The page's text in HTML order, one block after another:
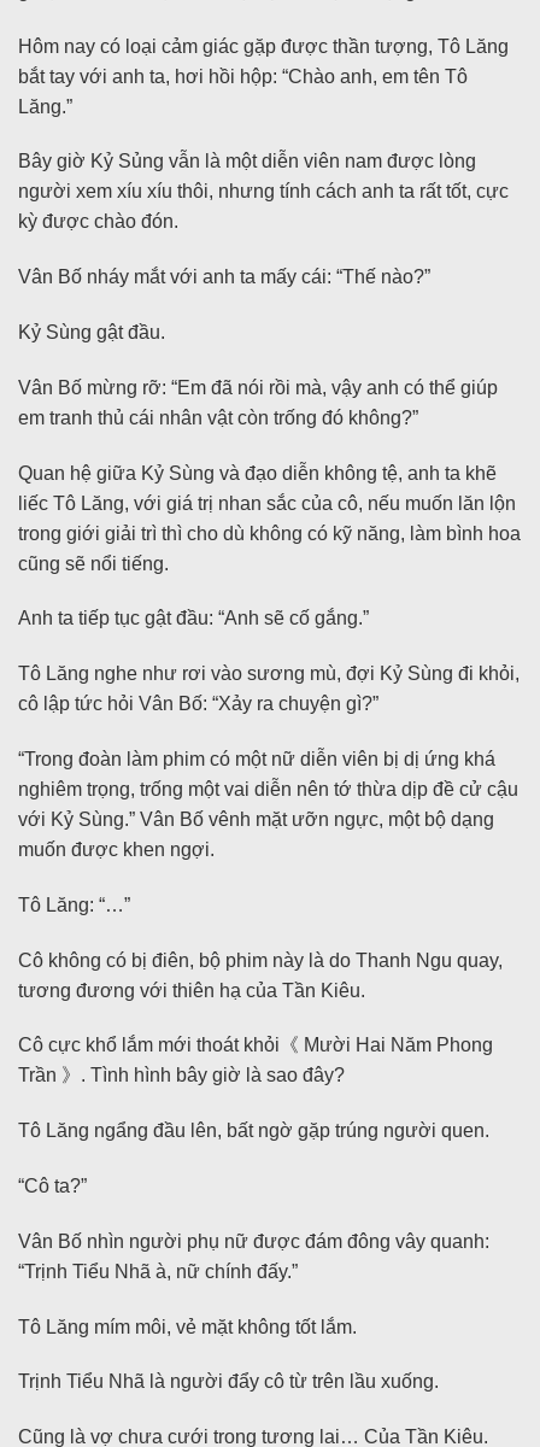
Hôm nay có loại cảm giác gặp được thần tượng, Tô Lăng
bắt tay với anh ta, hơi hồi hộp: “Chào anh, em tên Tô
Lăng.”
Bây giờ Kỷ Sủng vẫn là một diễn viên nam được lòng
người xem xíu xíu thôi, nhưng tính cách anh ta rất tốt, cực
kỳ được chào đón.
Vân Bố nháy mắt với anh ta mấy cái: “Thế nào?”
Kỷ Sùng gật đầu.
Vân Bố mừng rỡ: “Em đã nói rồi mà, vậy anh có thể giúp
em tranh thủ cái nhân vật còn trống đó không?”
Quan hệ giữa Kỷ Sùng và đạo diễn không tệ, anh ta khẽ
liếc Tô Lăng, với giá trị nhan sắc của cô, nếu muốn lăn lộn
trong giới giải trì thì cho dù không có kỹ năng, làm bình hoa
cũng sẽ nổi tiếng.
Anh ta tiếp tục gật đầu: “Anh sẽ cố gắng.”
Tô Lăng nghe như rơi vào sương mù, đợi Kỷ Sùng đi khỏi,
cô lập tức hỏi Vân Bố: “Xảy ra chuyện gì?”
“Trong đoàn làm phim có một nữ diễn viên bị dị ứng khá
nghiêm trọng, trống một vai diễn nên tớ thừa dịp đề cử cậu
với Kỷ Sùng.” Vân Bố vênh mặt ưỡn ngực, một bộ dạng
muốn được khen ngợi.
Tô Lăng: “…”
Cô không có bị điên, bộ phim này là do Thanh Ngu quay,
tương đương với thiên hạ của Tần Kiêu.
Cô cực khổ lắm mới thoát khỏi《 Mười Hai Năm Phong
Trần 》. Tình hình bây giờ là sao đây?
Tô Lăng ngẩng đầu lên, bất ngờ gặp trúng người quen.
“Cô ta?”
Vân Bố nhìn người phụ nữ được đám đông vây quanh:
“Trịnh Tiểu Nhã à, nữ chính đấy.”
Tô Lăng mím môi, vẻ mặt không tốt lắm.
Trịnh Tiểu Nhã là người đẩy cô từ trên lầu xuống.
Cũng là vợ chưa cưới trong tương lai… Của Tần Kiêu.